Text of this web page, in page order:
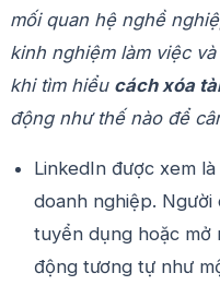
mối quan hệ nghề
kinh nghiệm làm việc
khi tìm hiểu cách xóa
động như thế nào để
LinkedIn được xem
doanh nghiệp.
tuyển dụng hoặc mở
động tương tự như